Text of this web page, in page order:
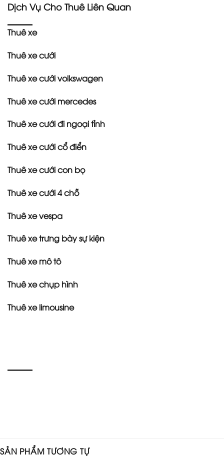
Dịch Vụ Cho Thuê Liên Quan
Thuê xe
Thuê xe cưới
Thuê xe cưới volkswagen
Thuê xe cưới mercedes
Thuê xe cưới đi ngoại tỉnh
Thuê xe cưới cổ điển
Thuê xe cưới con bọ
Thuê xe cưới 4 chỗ
Thuê xe vespa
Thuê xe trưng bày sự kiện
Thuê xe mô tô
Thuê xe chụp hình
Thuê xe limousine
SẢN PHẨM TƯƠNG TỰ